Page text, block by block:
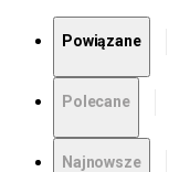
Powiązane
Polecane
Najnowsze